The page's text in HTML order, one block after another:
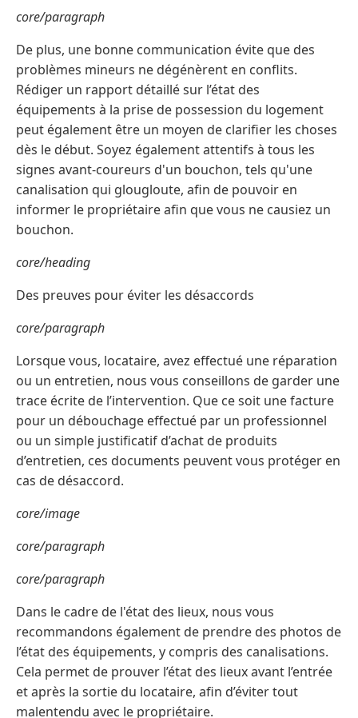
core/paragraph
De plus, une bonne communication évite que des
problèmes mineurs ne dégénèrent en conflits.
Rédiger un rapport détaillé sur l’état des
équipements à la prise de possession du logement
peut également être un moyen de clarifier les choses
dès le début. Soyez également attentifs à tous les
signes avant-coureurs d'un bouchon, tels qu'une
canalisation qui glougloute, afin de pouvoir en
informer le propriétaire afin que vous ne causiez un
bouchon.
core/heading
Des preuves pour éviter les désaccords
core/paragraph
Lorsque vous, locataire, avez effectué une réparation
ou un entretien, nous vous conseillons de garder une
trace écrite de l’intervention. Que ce soit une facture
pour un débouchage effectué par un professionnel
ou un simple justificatif d’achat de produits
d’entretien, ces documents peuvent vous protéger en
cas de désaccord.
core/image
core/paragraph
core/paragraph
Dans le cadre de l'état des lieux, nous vous
recommandons également de prendre des photos de
l’état des équipements, y compris des canalisations.
Cela permet de prouver l’état des lieux avant l’entrée
et après la sortie du locataire, afin d’éviter tout
malentendu avec le propriétaire.